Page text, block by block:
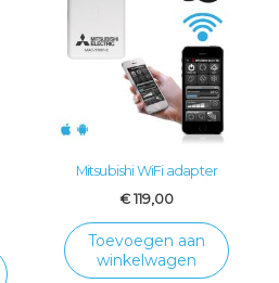
Mitsubishi WiFi adapter
€ 119,00
Toevoegen aan
winkelwagen